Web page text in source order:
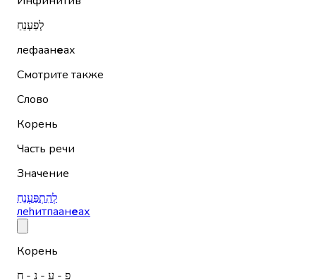
לְפַעְנֵחַ
лефаанеах
Смотрите также
Слово
Корень
Часть речи
Значение
לְהִתְפַּעְנֵחַ
леhитпаанеах
Корень
פ - ע - נ - ח